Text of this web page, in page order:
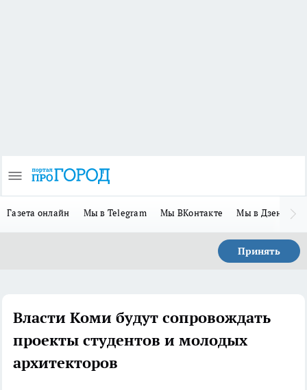
Газета онлайн Мы в Telegram Мы ВКонтакте Мы в Дзене
Принять
Власти Коми будут сопровождать
проекты студентов и молодых
архитекторов